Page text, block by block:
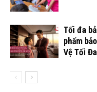
Tối đa
phẩm
Vệ Tối